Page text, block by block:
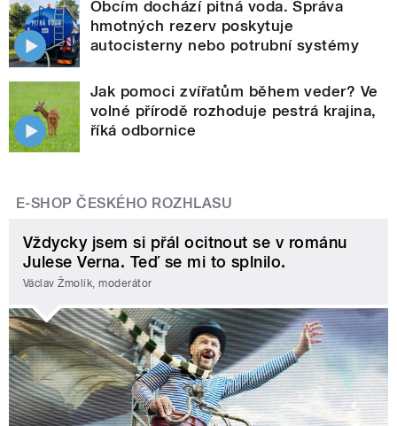
Obcím dochází pitná voda. Správa
hmotných rezerv poskytuje
autocisterny nebo potrubní systémy
Jak pomoci zvířatům během veder? Ve
volné přírodě rozhoduje pestrá krajina,
říká odbornice
E-SHOP ČESKÉHO ROZHLASU
Vždycky jsem si přál ocitnout se v románu
Julese Verna. Teď se mi to splnilo.
Václav Žmolík, moderátor